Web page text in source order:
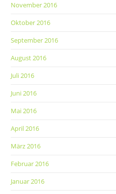
November 2016
Oktober 2016
September 2016
August 2016
Juli 2016
Juni 2016
Mai 2016
April 2016
März 2016
Februar 2016
Januar 2016